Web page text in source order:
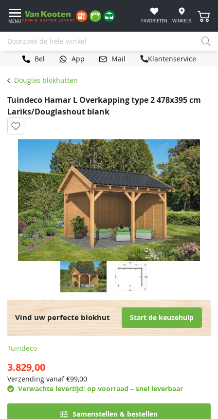
MENU FAVORIETEN WINKELS
Bel App Mail Klantenservice
Douglas blokhutten
Tuindeco Hamar L Overkapping type 2 478x395 cm
Lariks/Douglashout blank
Vind uw perfecte blokhut Start de keuzehulp
Tuindeco
3.829,00
Verzending vanaf €99,00
Verwachte levertijd: op voorraad – snel leverbaar
Samenstellen & bestellen